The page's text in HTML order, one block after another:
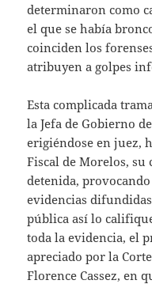
determinaron como
el que se había
coinciden los
atribuyen a golpes
Esta complicada
la Jefa de Gobierno
erigiéndose en juez,
Fiscal de Morelos, su
detenida,
evidencias
pública así lo
toda la evidencia, el
apreciado por la
Florence Cassez, en